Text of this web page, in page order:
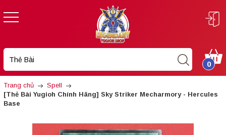
0
Trang chủ
Spell
[Thẻ Bài Yugioh Chính Hãng] Sky Striker Mecharmory - Hercules
Base